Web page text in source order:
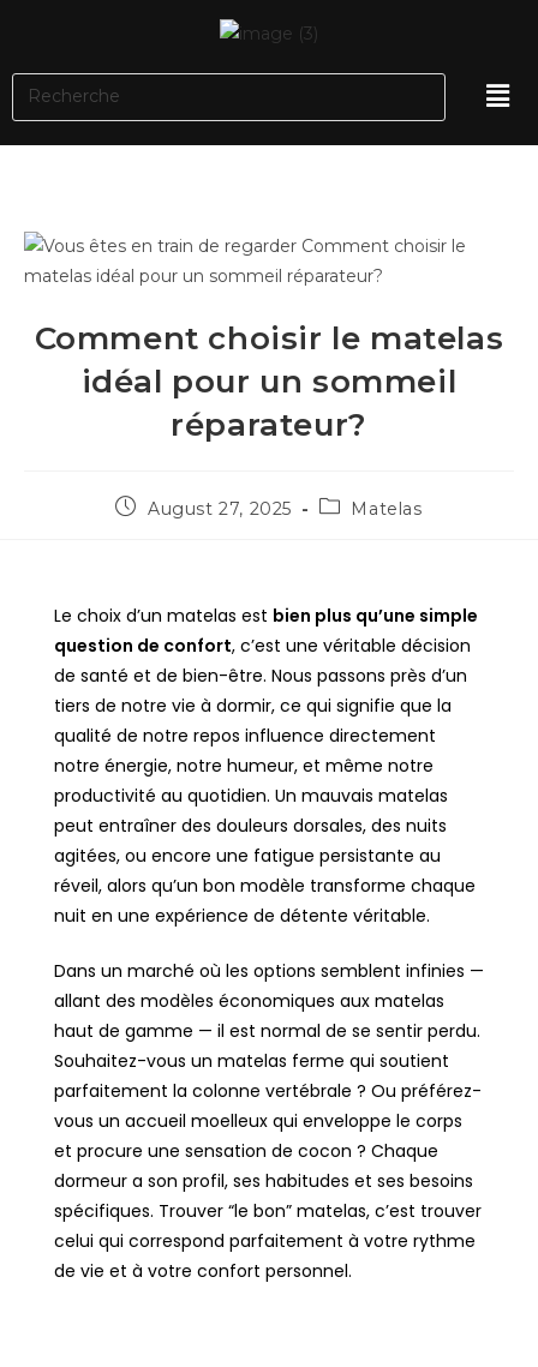
Comment choisir le matelas
idéal pour un sommeil
réparateur?
August 27, 2025 Matelas
Le choix d’un matelas est bien plus qu’une simple
question de confort, c’est une véritable décision
de santé et de bien-être. Nous passons près d’un
tiers de notre vie à dormir, ce qui signifie que la
qualité de notre repos influence directement
notre énergie, notre humeur, et même notre
productivité au quotidien. Un mauvais matelas
peut entraîner des douleurs dorsales, des nuits
agitées, ou encore une fatigue persistante au
réveil, alors qu’un bon modèle transforme chaque
nuit en une expérience de détente véritable.
Dans un marché où les options semblent infinies —
allant des modèles économiques aux matelas
haut de gamme — il est normal de se sentir perdu.
Souhaitez-vous un matelas ferme qui soutient
parfaitement la colonne vertébrale ? Ou préférez-
vous un accueil moelleux qui enveloppe le corps
et procure une sensation de cocon ? Chaque
dormeur a son profil, ses habitudes et ses besoins
spécifiques. Trouver “le bon” matelas, c’est trouver
celui qui correspond parfaitement à votre rythme
de vie et à votre confort personnel.